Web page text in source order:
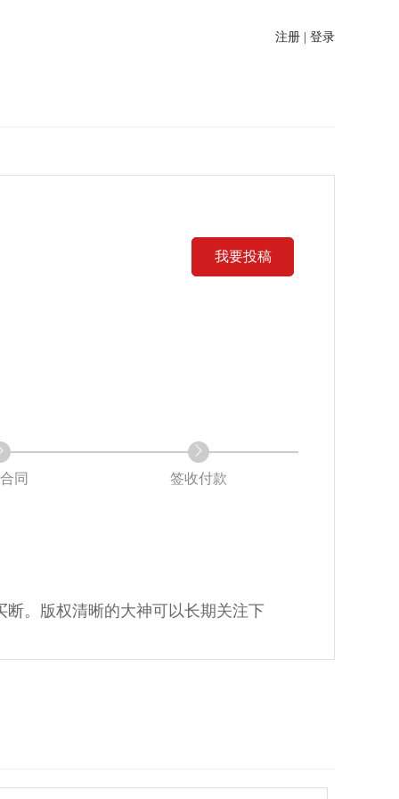
注册 | 登录
我要投稿
同 签收付款
。版权清晰的大神可以长期关注下